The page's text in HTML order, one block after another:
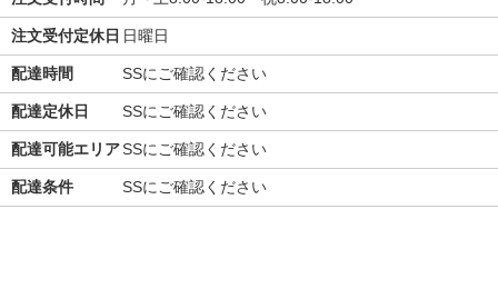
注文受付定休日 日曜日
配達時間 SSにご確認ください
配達定休日 SSにご確認ください
配達可能エリアSSにご確認ください
配達条件 SSにご確認ください